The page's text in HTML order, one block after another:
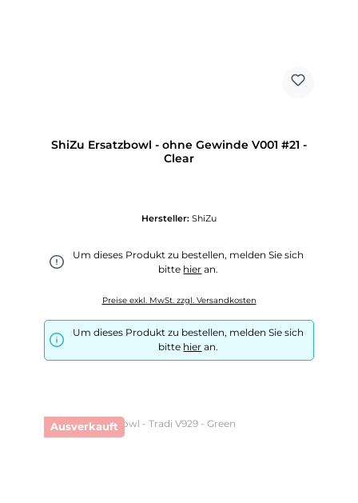
ShiZu Ersatzbowl - ohne Gewinde V001 #21 -
Clear
Hersteller: ShiZu
Um dieses Produkt zu bestellen, melden Sie sich
bitte hier an.
Preise exkl. MwSt. zzgl. Versandkosten
Um dieses Produkt zu bestellen, melden Sie sich
bitte hier an.
Ausverkauft